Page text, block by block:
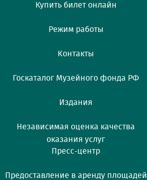
Купить билет онлайн
Режим работы
Контакты
Госкаталог Музейного фонда РФ
Издания
Независимая оценка качества
оказания услуг
Пресс-центр
Предоставление в аренду площадей